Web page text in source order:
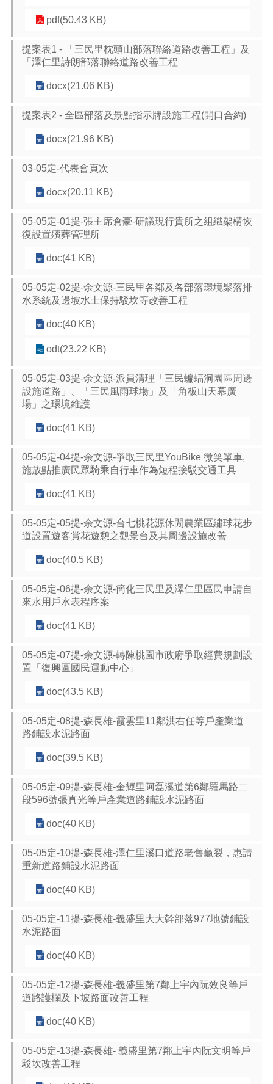
pdf(50.43 KB)
提案表1 - 「三民里枕頭山部落聯絡道路改善工程」及
「澤仁里詩朗部落聯絡道路改善工程
docx(21.06 KB)
提案表2 - 全區部落及景點指示牌設施工程(開口合約)
docx(21.96 KB)
03-05定-代表會頁次
docx(20.11 KB)
05-05定-01提-張主席倉豪-研議現行貴所之組織架構恢
復設置殯葬管理所
doc(41 KB)
05-05定-02提-余文源-三民里各鄰及各部落環境聚落排
水系統及邊坡水土保持駁坎等改善工程
doc(40 KB)
odt(23.22 KB)
05-05定-03提-余文源-派員清理「三民蝙蝠洞園區周邊
設施道路」、「三民風雨球場」及「角板山天幕廣
場」之環境維護
doc(41 KB)
05-05定-04提-余文源-爭取三民里YouBike 微笑單車,
施放點推廣民眾騎乘自行車作為短程接駁交通工具
doc(41 KB)
05-05定-05提-余文源-台七桃花源休閒農業區繡球花步
道設置遊客賞花遊憩之觀景台及其周邊設施改善
doc(40.5 KB)
05-05定-06提-余文源-簡化三民里及澤仁里區民申請自
來水用戶水表程序案
doc(41 KB)
05-05定-07提-余文源-轉陳桃園市政府爭取經費規劃設
置「復興區國民運動中心」
doc(43.5 KB)
05-05定-08提-森長雄-霞雲里11鄰洪右任等戶產業道
路鋪設水泥路面
doc(39.5 KB)
05-05定-09提-森長雄-奎輝里阿磊溪道第6鄰羅馬路二
段596號張真光等戶產業道路鋪設水泥路面
doc(40 KB)
05-05定-10提-森長雄-澤仁里溪口道路老舊龜裂，惠請
重新道路鋪設水泥路面
doc(40 KB)
05-05定-11提-森長雄-義盛里大大幹部落977地號鋪設
水泥路面
doc(40 KB)
05-05定-12提-森長雄-義盛里第7鄰上宇內阮效良等戶
道路護欄及下坡路面改善工程
doc(40 KB)
05-05定-13提-森長雄- 義盛里第7鄰上宇內阮文明等戶
駁坎改善工程